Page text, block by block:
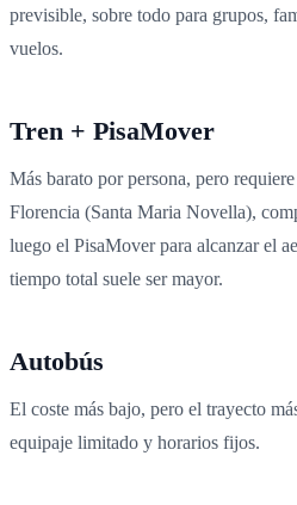
previsible, sobre todo para grupos,
vuelos.
Tren + PisaMover
Más barato por persona, pero
Florencia (Santa Maria Novella),
luego el PisaMover para alcanzar el
tiempo total suele ser mayor.
Autobús
El coste más bajo, pero el trayecto
equipaje limitado y horarios fijos.